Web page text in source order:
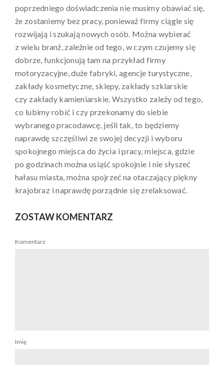
poprzedniego doświadczenia nie musimy obawiać się,
że zostaniemy bez pracy, ponieważ firmy ciągle się
rozwijają i szukają nowych osób. Można wybierać
z wielu branż, zależnie od tego, w czym czujemy się
dobrze, funkcjonują tam na przykład firmy
motoryzacyjne, duże fabryki, agencje turystyczne,
zakłady kosmetyczne, sklepy, zakłady szklarskie
czy zakłady kamieniarskie. Wszystko zależy od tego,
co lubimy robić i czy przekonamy do siebie
wybranego pracodawcę, jeśli tak, to będziemy
naprawdę szczęśliwi ze swojej decyzji i wyboru
spokojnego miejsca do życia i pracy, miejsca, gdzie
po godzinach można usiąść spokojnie i nie słyszeć
hałasu miasta, można spojrzeć na otaczający piękny
krajobraz i naprawdę porządnie się zrelaksować.
ZOSTAW KOMENTARZ
Komentarz
Imię